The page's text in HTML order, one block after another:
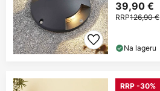
39,90 €
RRP126,90 €
Na lageru
RRP -30%